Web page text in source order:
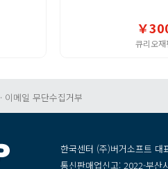
￥
큐리오재
·이메일무단수집거부
한국센터(주)버거소프트
통신판매업신고:2022-부산